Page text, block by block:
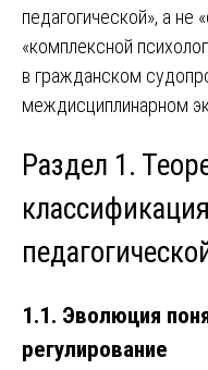
педагогической», а не
«комплексной
в гражданском
междисциплинарном
Раздел 1.
1.1. Эволюция
регулирование